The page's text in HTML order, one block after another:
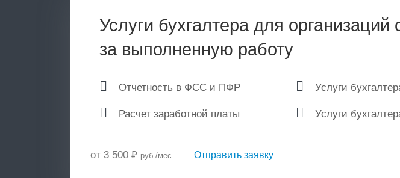
Услуги бухгалтера для организаций
за выполненную работу
Отчетность в ФСС и ПФР
Расчет заработной платы
Услуги
Услуги
от 3 500 ₽ руб./мес. Отправить заявку